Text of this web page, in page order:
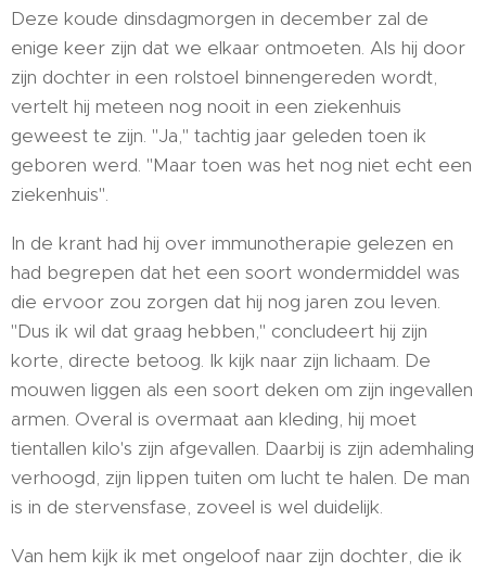
Deze koude dinsdagmorgen in december zal de
enige keer zijn dat we elkaar ontmoeten. Als hij door
zijn dochter in een rolstoel binnengereden wordt,
vertelt hij meteen nog nooit in een ziekenhuis
geweest te zijn. "Ja," tachtig jaar geleden toen ik
geboren werd. "Maar toen was het nog niet echt een
ziekenhuis".
In de krant had hij over immunotherapie gelezen en
had begrepen dat het een soort wondermiddel was
die ervoor zou zorgen dat hij nog jaren zou leven.
"Dus ik wil dat graag hebben," concludeert hij zijn
korte, directe betoog. Ik kijk naar zijn lichaam. De
mouwen liggen als een soort deken om zijn ingevallen
armen. Overal is overmaat aan kleding, hij moet
tientallen kilo's zijn afgevallen. Daarbij is zijn ademhaling
verhoogd, zijn lippen tuiten om lucht te halen. De man
is in de stervensfase, zoveel is wel duidelijk.
Van hem kijk ik met ongeloof naar zijn dochter, die ik